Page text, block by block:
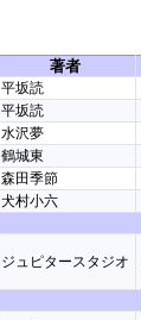
著者
平坂読
平坂読
水沢夢
鶴城東
森田季節
犬村小六
ジュピタースタジオ